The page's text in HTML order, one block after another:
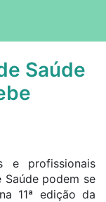
Saúde
e profissionais
Saúde podem se
11ª edição da